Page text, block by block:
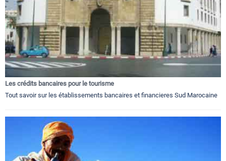
Les crédits bancaires pour le tourisme
Tout savoir sur les établissements bancaires et financieres Sud Marocaine